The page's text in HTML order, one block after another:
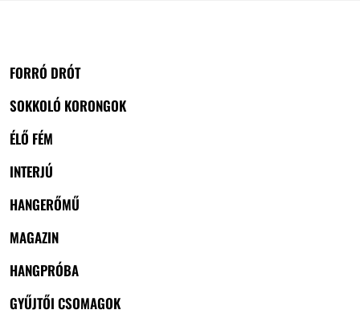
FORRÓ DRÓT
SOKKOLÓ KORONGOK
ÉLŐ FÉM
INTERJÚ
HANGERŐMŰ
MAGAZIN
HANGPRÓBA
GYŰJTŐI CSOMAGOK